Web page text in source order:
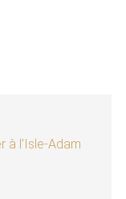
à l’Isle-Adam